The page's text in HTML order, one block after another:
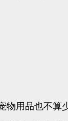
用品也不